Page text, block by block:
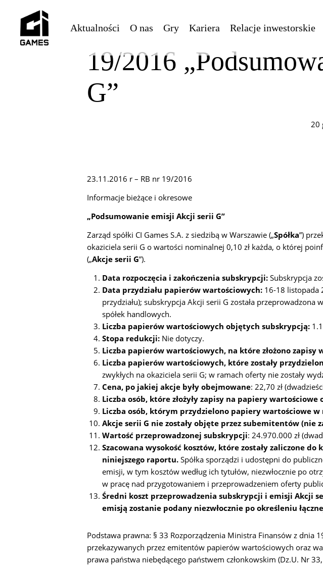
content
Aktualności O nas Gry Kariera Relacje inwestorskie
19/2016
G”
20
23.11.2016 r – RB nr 19/2016
Informacje bieżące i okresowe
„Podsumowanie emisji Akcji serii G”
Zarząd spółki CI Games S.A. z siedzibą w Warszawie („Spółka”)
okaziciela serii G o wartości nominalnej 0,10 zł każda, o której
(„Akcje serii G”).
Data rozpoczęcia i zakończenia subskrypcji: Subskrypcja
Data przydziału papierów wartościowych: 16-18 listopada
przydziału); subskrypcja Akcji serii G została
spółek handlowych.
Liczba papierów wartościowych objętych subskrypcją:
Stopa redukcji: Nie dotyczy.
Liczba papierów wartościowych, na które złożono zapisy
Liczba papierów wartościowych, które zostały
zwykłych na okaziciela serii G; w ramach oferty nie zostały
Cena, po jakiej akcje były obejmowane: 22,70 zł
Liczba osób, które złożyły zapisy na papiery
Liczba osób, którym przydzielono papiery wartościowe
Akcje serii G nie zostały objęte przez subemitentów (nie
Wartość przeprowadzonej subskrypcji: 24.970.000 zł
Szacowana wysokość kosztów, które zostały zaliczone
niniejszego raportu. Spółka sporządzi i udostępni do
emisji, w tym kosztów według ich tytułów, niezwłocznie po
w pracę nad przygotowaniem i przeprowadzeniem oferty
Średni koszt przeprowadzenia subskrypcji i emisji Akcji
emisją zostanie podany niezwłocznie po określeniu
Podstawa prawna: § 33 Rozporządzenia Ministra Finansów z
przekazywanych przez emitentów papierów wartościowych oraz
prawa państwa niebędącego państwem członkowskim (Dz.U. Nr